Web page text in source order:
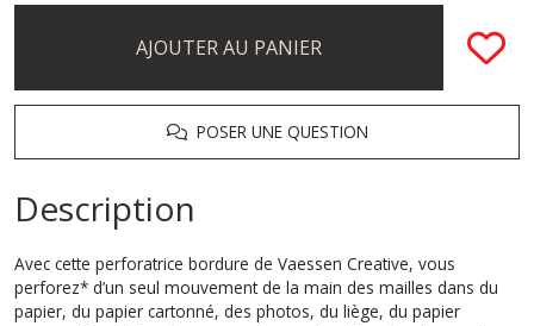
AJOUTER AU PANIER
POSER UNE QUESTION
Description
Avec cette perforatrice bordure de Vaessen Creative, vous
perforez* d’un seul mouvement de la main des mailles dans du
papier, du papier cartonné, des photos, du liège, du papier